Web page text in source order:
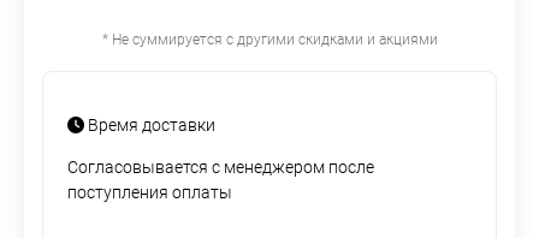
* Не суммируется с другими скидками и акциями
Время доставки
Согласовывается с менеджером после
поступления оплаты